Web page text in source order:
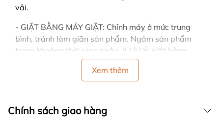
vải.
- GIẶT BẰNG MÁY GIẶT: Chỉnh máy ở mức trung
bình, tránh làm giãn sản phẩm. Ngâm sản phẩm
trong khoảng thời gian ngắn. (LƯU Ý: giặt bằng
máy dễ làm cho đồ bị nhàu)
- CÁCH PHƠI: Dùng tay vỗ nhẹ vào sản phẩm sau
Đồng thời tránh vắt đồ mạnh tay, vải sẽ bị nhăn.
Xem thêm
Chính sách giao hàng